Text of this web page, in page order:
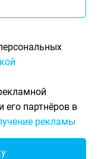
его партнёров в
рекламы